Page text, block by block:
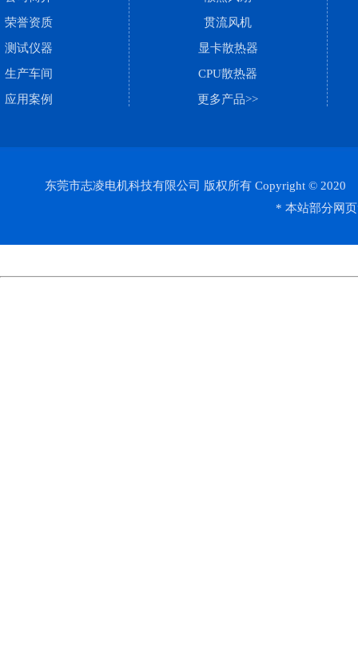
荣誉资质
测试仪器
生产车间
应用案例
贯流风机
显卡散热器
CPU散热器
更多产品>>
东莞市志凌电机科技有限公司 版权所有 Copyright © 2020
* 本站部分网